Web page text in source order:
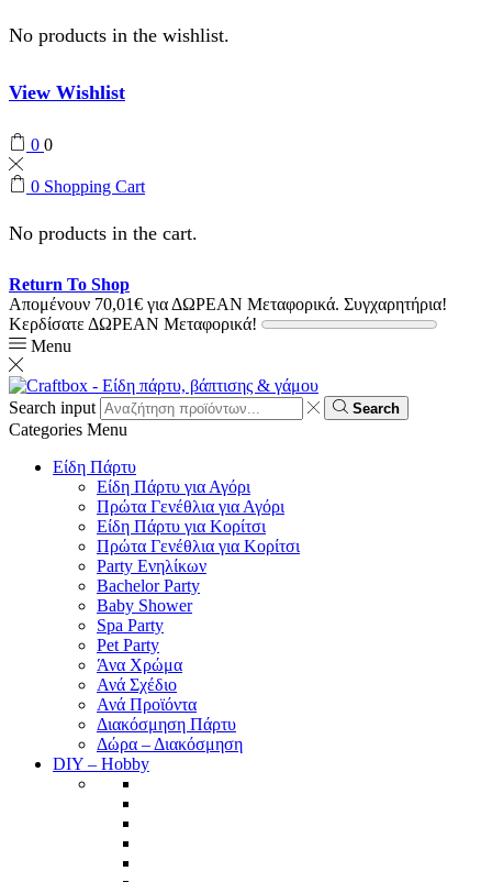
No products in the wishlist.
View Wishlist
0 0
0 Shopping Cart
No products in the cart.
Return To Shop
Απομένουν 70,01€ για ΔΩΡΕΑΝ Μεταφορικά. Συγχαρητήρια!
Κερδίσατε ΔΩΡΕΑΝ Μεταφορικά!
Menu
Search input Search
Categories Menu
Είδη Πάρτυ
Είδη Πάρτυ για Αγόρι
Πρώτα Γενέθλια για Αγόρι
Είδη Πάρτυ για Κορίτσι
Πρώτα Γενέθλια για Κορίτσι
Party Ενηλίκων
Bachelor Party
Baby Shower
Spa Party
Pet Party
Άνα Χρώμα
Ανά Σχέδιο
Ανά Προϊόντα
Διακόσμηση Πάρτυ
Δώρα – Διακόσμηση
DIY – Hobby